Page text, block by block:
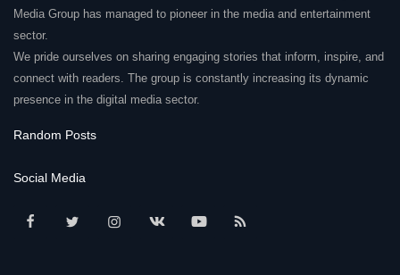
Media Group has managed to pioneer in the media and entertainment
sector.
We pride ourselves on sharing engaging stories that inform, inspire, and
connect with readers. The group is constantly increasing its dynamic
presence in the digital media sector.
Random Posts
Social Media